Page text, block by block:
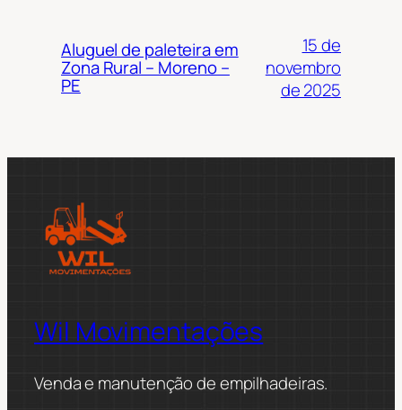
Aluguel de paleteira em
Zona Rural – Moreno –
PE
15 de
novembro
de 2025
Wil Movimentações
Venda e manutenção de empilhadeiras.